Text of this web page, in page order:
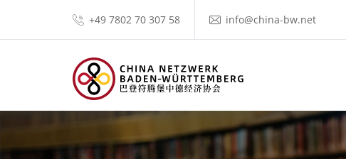
+49 7802 70 307 58 info@china-bw.net